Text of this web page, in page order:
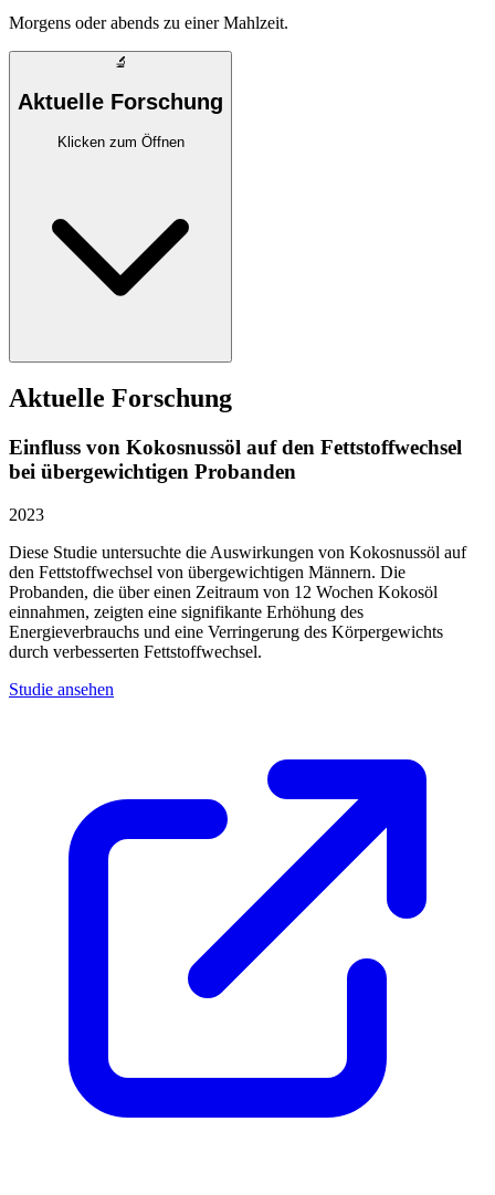
Morgens oder abends zu einer Mahlzeit.
🔬
Aktuelle Forschung
Klicken zum Öffnen
Aktuelle Forschung
Einfluss von Kokosnussöl auf den Fettstoffwechsel
bei übergewichtigen Probanden
2023
Diese Studie untersuchte die Auswirkungen von Kokosnussöl auf
den Fettstoffwechsel von übergewichtigen Männern. Die
Probanden, die über einen Zeitraum von 12 Wochen Kokosöl
einnahmen, zeigten eine signifikante Erhöhung des
Energieverbrauchs und eine Verringerung des Körpergewichts
durch verbesserten Fettstoffwechsel.
Studie ansehen